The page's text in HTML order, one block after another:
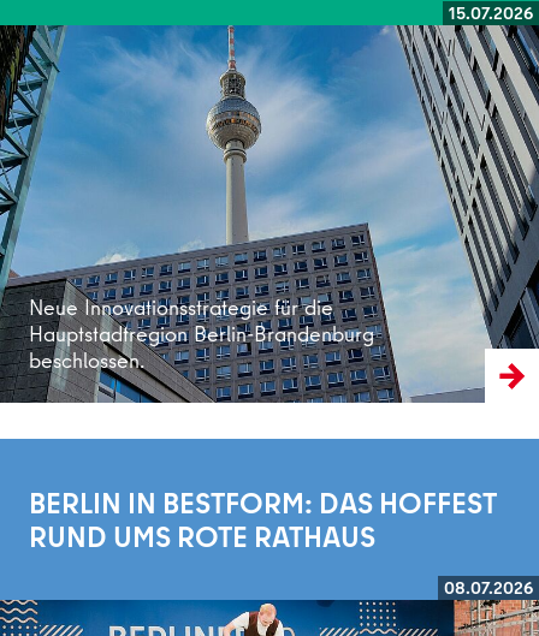
15.07.2026
Neue Innovationsstrategie für die
Hauptstadtregion Berlin-Brandenburg
beschlossen.
Weiterlesen
BERLIN IN BESTFORM: DAS HOFFEST
RUND UMS ROTE RATHAUS
08.07.2026